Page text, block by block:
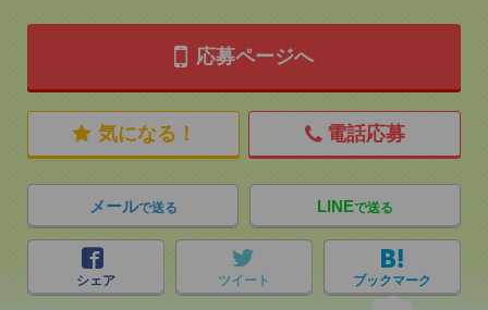
応募ページへ
気になる！ 電話応募
メールで送る LINEで送る
シェア ツイート ブックマーク